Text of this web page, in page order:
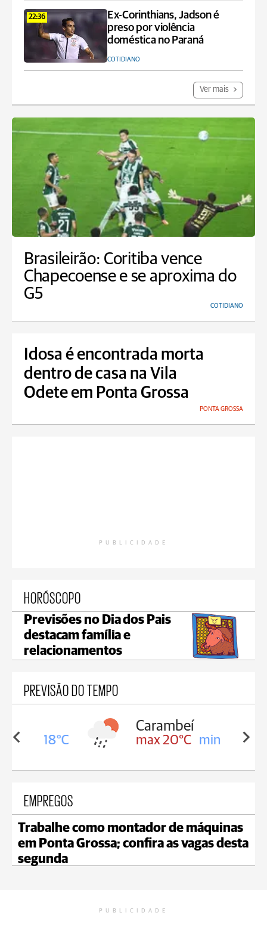
22:36
Ex-Corinthians, Jadson é
preso por violência
doméstica no Paraná
COTIDIANO
Ver mais
Brasileirão: Coritiba vence
Chapecoense e se aproxima do
G5
COTIDIANO
Idosa é encontrada morta
dentro de casa na Vila
Odete em Ponta Grossa
PONTA GROSSA
PUBLICIDADE
HORÓSCOPO
Previsões no Dia dos Pais
destacam família e
relacionamentos
PREVISÃO DO TEMPO
18°C
Carambeí
max 20°C min 18°C
EMPREGOS
Trabalhe como montador de máquinas
em Ponta Grossa; confira as vagas desta
segunda
PUBLICIDADE